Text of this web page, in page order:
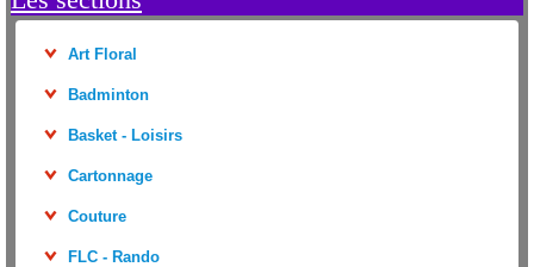
Art Floral
Badminton
Basket - Loisirs
Cartonnage
Couture
FLC - Rando